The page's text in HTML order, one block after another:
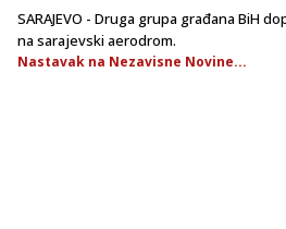
SARAJEVO - Druga grupa građana BiH
na sarajevski aerodrom.
Nastavak na Nezavisne Novine...